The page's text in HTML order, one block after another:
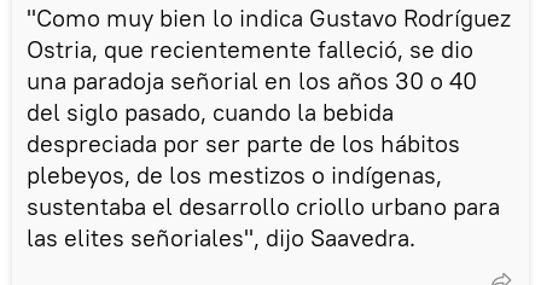
"Como muy bien lo indica Gustavo Rodríguez
Ostria, que recientemente falleció, se dio
una paradoja señorial en los años 30 o 40
del siglo pasado, cuando la bebida
despreciada por ser parte de los hábitos
plebeyos, de los mestizos o indígenas,
sustentaba el desarrollo criollo urbano para
las elites señoriales", dijo Saavedra.